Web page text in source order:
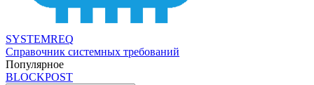
SYSTEMREQ
Справочник системных требований
Популярное
BLOCKPOST